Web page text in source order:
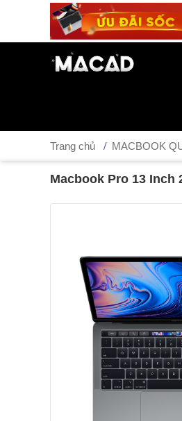
Trang chủ MACBOOK
Macbook Pro 13 Inch